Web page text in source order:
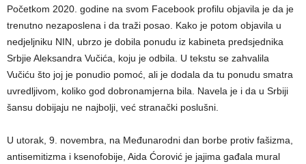
Početkom 2020. godine na svom Facebook profilu objavila je da je
trenutno nezaposlena i da traži posao. Kako je potom objavila u
nedjeljniku NIN, ubrzo je dobila ponudu iz kabineta predsjednika
Srbjie Aleksandra Vučića, koju je odbila. U tekstu se zahvalila
Vučiću što joj je ponudio pomoć, ali je dodala da tu ponudu smatra
uvredljivom, koliko god dobronamjerna bila. Navela je i da u Srbiji
šansu dobijaju ne najbolji, već stranački poslušni.
U utorak, 9. novembra, na Međunarodni dan borbe protiv fašizma,
antisemitizma i ksenofobije, Aida Ćorović je jajima gađala mural